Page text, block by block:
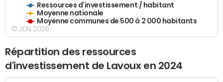
Ressources d'investissement / habitant
Moyenne nationale
Moyenne communes de 500 à 2 000 habitants
© JDN 2026
Répartition des ressources
d'investissement de Lavoux en 2024